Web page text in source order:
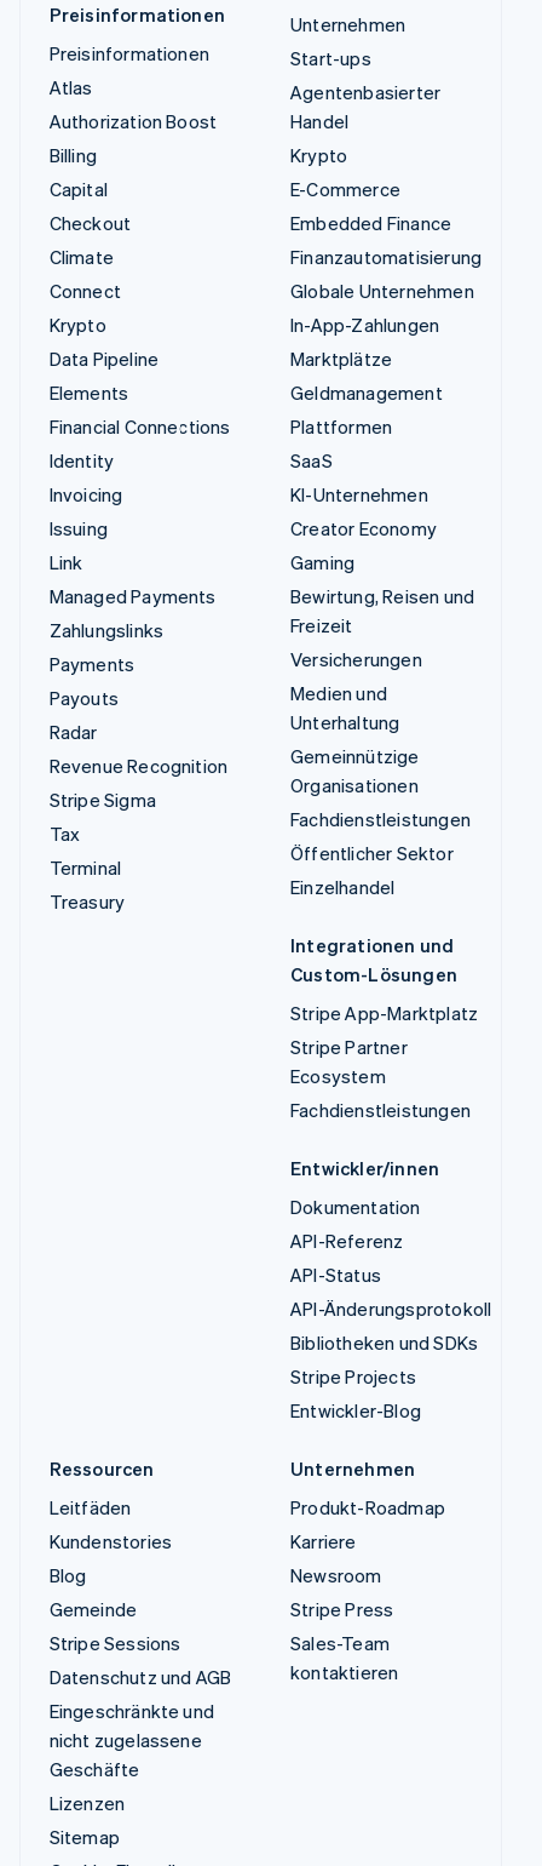
Preisinformationen
Preisinformationen
Atlas
Authorization Boost
Billing
Capital
Checkout
Climate
Connect
Krypto
Data Pipeline
Elements
Financial Connections
Identity
Invoicing
Issuing
Link
Managed Payments
Zahlungslinks
Payments
Payouts
Radar
Revenue Recognition
Stripe Sigma
Tax
Terminal
Treasury
Unternehmen
Start-ups
Agentenbasierter
Handel
Krypto
E-Commerce
Embedded Finance
Finanzautomatisierung
Globale Unternehmen
In-App-Zahlungen
Marktplätze
Geldmanagement
Plattformen
SaaS
KI-Unternehmen
Creator Economy
Gaming
Bewirtung, Reisen und
Freizeit
Versicherungen
Medien und
Unterhaltung
Gemeinnützige
Organisationen
Fachdienstleistungen
Öffentlicher Sektor
Einzelhandel
Integrationen und
Custom-Lösungen
Stripe App-Marktplatz
Stripe Partner
Ecosystem
Fachdienstleistungen
Entwickler/innen
Dokumentation
API-Referenz
API-Status
API-Änderungsprotokoll
Bibliotheken und SDKs
Stripe Projects
Entwickler-Blog
Ressourcen
Leitfäden
Kundenstories
Blog
Gemeinde
Stripe Sessions
Datenschutz und AGB
Eingeschränkte und
nicht zugelassene
Geschäfte
Lizenzen
Sitemap
Unternehmen
Produkt-Roadmap
Karriere
Newsroom
Stripe Press
Sales-Team
kontaktieren